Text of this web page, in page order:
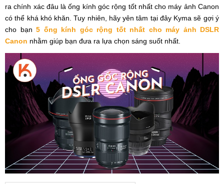
ra chính xác đâu là ống kính góc rộng tốt nhất cho máy ảnh Canon
có thể khá khó khăn. Tuy nhiên, hãy yên tâm tại đây Kyma sẽ gợi ý
cho bạn 5 ống kính góc rộng tốt nhất cho máy ảnh DSLR
Canon nhằm giúp bạn đưa ra lựa chọn sáng suốt nhất.